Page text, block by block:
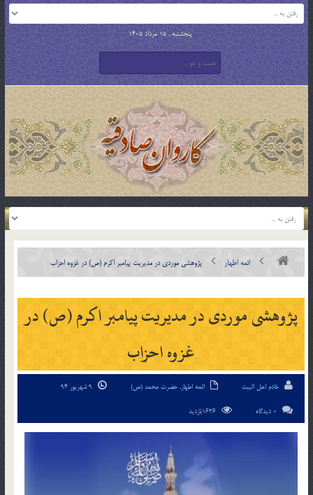
پنجشنبه , 15 مرداد 1405
ائمه اطهار پژوهشى موردى در مدیریت پیامبر اکرم (ص) در غزوه احزاب
پژوهشى موردى در مدیریت پیامبر اکرم (ص) در
غزوه احزاب
خادم اهل البیت ائمه اطهار, حضرت محمد (ص)
0 دیدگاه